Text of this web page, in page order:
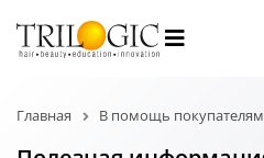
Главная В помощь покупателям